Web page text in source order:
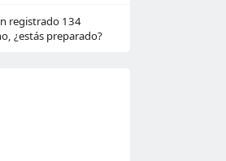
registrado 134
¿estás preparado?